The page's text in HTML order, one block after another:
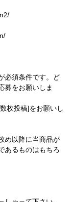
必須条件です。ど
募をお願いしま
枚投稿]をお願いし
め以降に当商品が
あるものはもちろ